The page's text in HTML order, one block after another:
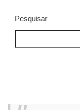
Pesquisar